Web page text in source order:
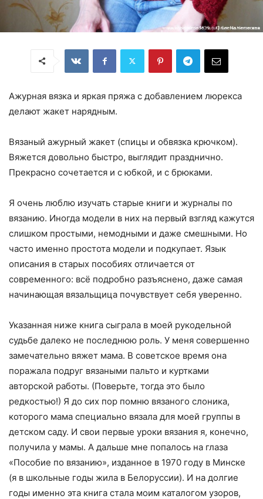
Ажурная вязка и яркая пряжа с добавлением люрекса
делают жакет нарядным.
Вязаный ажурный жакет (спицы и обвязка крючком).
Вяжется довольно быстро, выглядит празднично.
Прекрасно сочетается и с юбкой, и с брюками.
Я очень люблю изучать старые книги и журналы по
вязанию. Иногда модели в них на первый взгляд кажутся
слишком простыми, немодными и даже смешными. Но
часто именно простота модели и подкупает. Язык
описания в старых пособиях отличается от
современного: всё подробно разъяснено, даже самая
начинающая вязальщица почувствует себя уверенно.
Указанная ниже книга сыграла в моей рукодельной
судьбе далеко не последнюю роль. У меня совершенно
замечательно вяжет мама. В советское время она
поражала подруг вязаными пальто и куртками
авторской работы. (Поверьте, тогда это было
редкостью!) Я до сих пор помню вязаного слоника,
которого мама специально вязала для моей группы в
детском саду. И свои первые уроки вязания я, конечно,
получила у мамы. А дальше мне попалось на глаза
«Пособие по вязанию», изданное в 1970 году в Минске
(я в школьные годы жила в Белоруссии). И на долгие
годы именно эта книга стала моим каталогом узоров,